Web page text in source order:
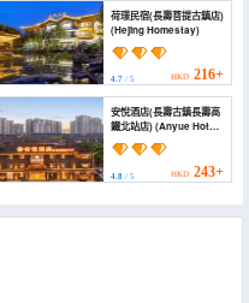
荷璟民宿(長壽菩提古鎮店)
(Hejing Homestay)
4.7/ 5 HKD 216+
安悅酒店(長壽古鎮長壽高
鐵北站店) (Anyue Hotel
(Longevity Town
Changshou High-Speed
Rail North Station))
4.8/ 5 HKD 243+